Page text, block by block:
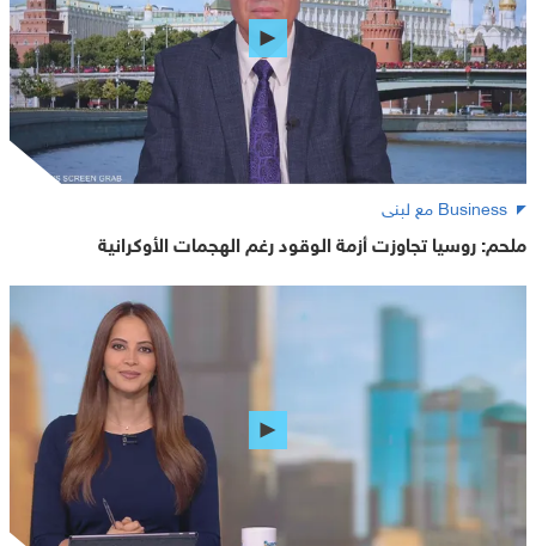
Business مع لبنى
ملحم: روسيا تجاوزت أزمة الوقود رغم الهجمات الأوكرانية